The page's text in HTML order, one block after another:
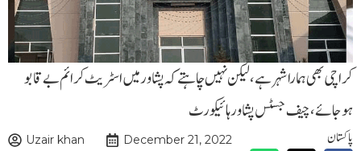
کراچی بھی ہمارا شہر ہے، لیکن نہیں چاہتے کہ پشاور میں اسٹریٹ کرائم بے قابو
ہوجائے،چیف جسٹس پشاور ہائیکورٹ
پاکستان Uzair khan December 21, 2022